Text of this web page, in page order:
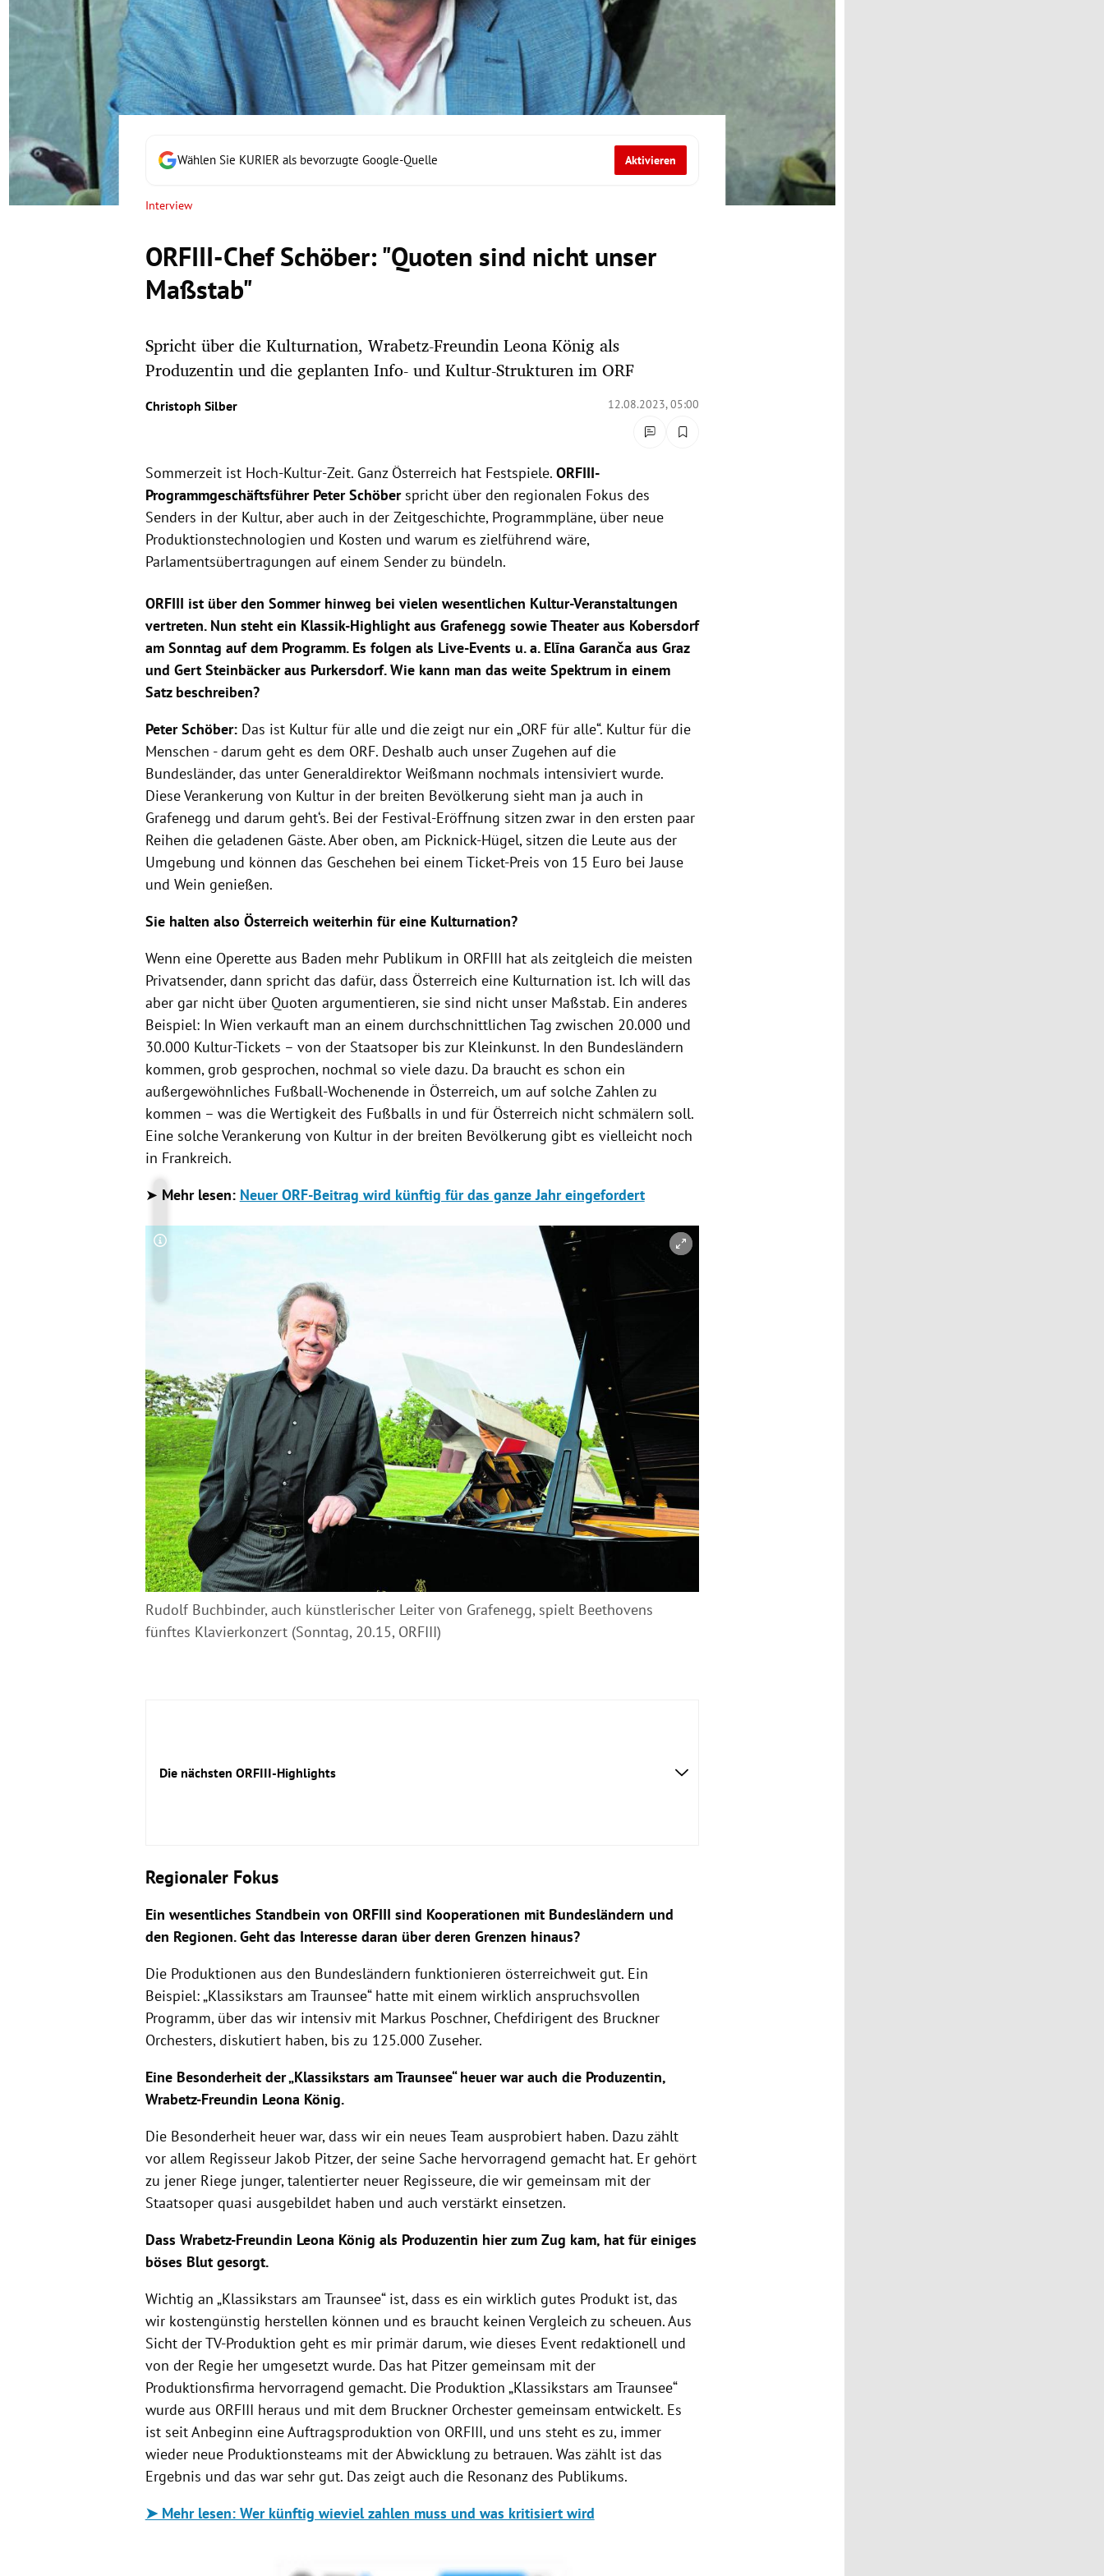
Untermenü
Untermenü
Untermenü
Untermenü
Wählen Sie KURIER als bevorzugte Google-Quelle Aktivieren
Interview
ORFIII-Chef Schöber: "Quoten sind nicht unser
Maßstab"
Spricht über die Kulturnation, Wrabetz-Freundin Leona König als
Produzentin und die geplanten Info- und Kultur-Strukturen im ORF
Christoph Silber 12.08.2023, 05:00
Sommerzeit ist Hoch-Kultur-Zeit. Ganz Österreich hat Festspiele. ORFIII-
Programmgeschäftsführer Peter Schöberspricht über den regionalen Fokus des
Senders in der Kultur, aber auch in der Zeitgeschichte, Programmpläne, über neue
Produktionstechnologien und Kosten und warum es zielführend wäre,
Parlamentsübertragungen auf einem Sender zu bündeln.
ORFIII ist über den Sommer hinweg bei vielen wesentlichen Kultur-Veranstaltungen
vertreten. Nun steht ein Klassik-Highlight aus Grafenegg sowie Theater aus Kobersdorf
am Sonntag auf dem Programm. Es folgen als Live-Events u. a. Elīna Garanča aus Graz
und Gert Steinbäcker aus Purkersdorf. Wie kann man das weite Spektrum in einem
Satz beschreiben?
Peter Schöber:Das ist Kultur für alle und die zeigt nur ein „ORF für alle“. Kultur für die
Menschen - darum geht es dem ORF. Deshalb auch unser Zugehen auf die
Bundesländer, das unter Generaldirektor Weißmann nochmals intensiviert wurde.
Diese Verankerung von Kultur in der breiten Bevölkerung sieht man ja auch in
Grafenegg und darum geht‘s. Bei der Festival-Eröffnung sitzen zwar in den ersten paar
Reihen die geladenen Gäste. Aber oben, am Picknick-Hügel, sitzen die Leute aus der
Umgebung und können das Geschehen bei einem Ticket-Preis von 15 Euro bei Jause
und Wein genießen.
Sie halten also Österreich weiterhin für eine Kulturnation?
Wenn eine Operette aus Baden mehr Publikum in ORFIII hat als zeitgleich die meisten
Privatsender, dann spricht das dafür, dass Österreich eine Kulturnation ist. Ich will das
aber gar nicht über Quoten argumentieren, sie sind nicht unser Maßstab. Ein anderes
Beispiel: In Wien verkauft man an einem durchschnittlichen Tag zwischen 20.000 und
30.000 Kultur-Tickets – von der Staatsoper bis zur Kleinkunst. In den Bundesländern
kommen, grob gesprochen, nochmal so viele dazu. Da braucht es schon ein
außergewöhnliches Fußball-Wochenende in Österreich, um auf solche Zahlen zu
kommen – was die Wertigkeit des Fußballs in und für Österreich nicht schmälern soll.
Eine solche Verankerung von Kultur in der breiten Bevölkerung gibt es vielleicht noch
in Frankreich.
➤ Mehr lesen: Neuer ORF-Beitrag wird künftig für das ganze Jahr eingefordert
Copyright-Hinweis öffnen/schließen
Rudolf Buchbinder, auch künstlerischer Leiter von Grafenegg, spielt Beethovens
fünftes Klavierkonzert (Sonntag, 20.15, ORFIII)
Die nächsten ORFIII-Highlights
Regionaler Fokus
Ein wesentliches Standbein von ORFIII sind Kooperationen mit Bundesländern und
den Regionen. Geht das Interesse daran über deren Grenzen hinaus?
Die Produktionen aus den Bundesländern funktionieren österreichweit gut. Ein
Beispiel: „Klassikstars am Traunsee“ hatte mit einem wirklich anspruchsvollen
Programm, über das wir intensiv mit Markus Poschner, Chefdirigent des Bruckner
Orchesters, diskutiert haben, bis zu 125.000 Zuseher.
Eine Besonderheit der „Klassikstars am Traunsee“ heuer war auch die Produzentin,
Wrabetz-Freundin Leona König.
Die Besonderheit heuer war, dass wir ein neues Team ausprobiert haben. Dazu zählt
vor allem Regisseur Jakob Pitzer, der seine Sache hervorragend gemacht hat. Er gehört
zu jener Riege junger, talentierter neuer Regisseure, die wir gemeinsam mit der
Staatsoper quasi ausgebildet haben und auch verstärkt einsetzen.
Dass Wrabetz-Freundin Leona König als Produzentin hier zum Zug kam, hat für einiges
böses Blut gesorgt.
Wichtig an „Klassikstars am Traunsee“ ist, dass es ein wirklich gutes Produkt ist, das
wir kostengünstig herstellen können und es braucht keinen Vergleich zu scheuen. Aus
Sicht der TV-Produktion geht es mir primär darum, wie dieses Event redaktionell und
von der Regie her umgesetzt wurde. Das hat Pitzer gemeinsam mit der
Produktionsfirma hervorragend gemacht. Die Produktion „Klassikstars am Traunsee“
wurde aus ORFIII heraus und mit dem Bruckner Orchester gemeinsam entwickelt. Es
ist seit Anbeginn eine Auftragsproduktion von ORFIII, und uns steht es zu, immer
wieder neue Produktionsteams mit der Abwicklung zu betrauen. Was zählt ist das
Ergebnis und das war sehr gut. Das zeigt auch die Resonanz des Publikums.
➤ Mehr lesen: Wer künftig wieviel zahlen muss und was kritisiert wird